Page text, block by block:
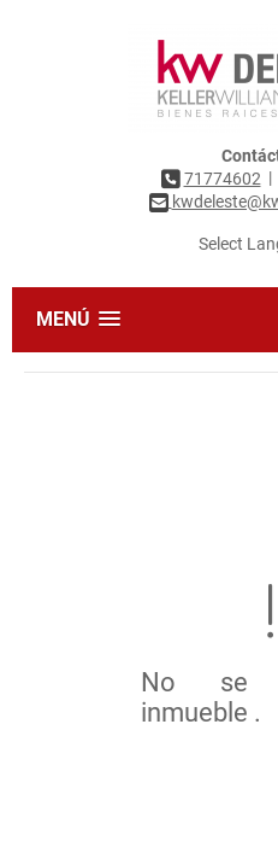
71774602 |
Select
MENÚ
No se
inmueble .